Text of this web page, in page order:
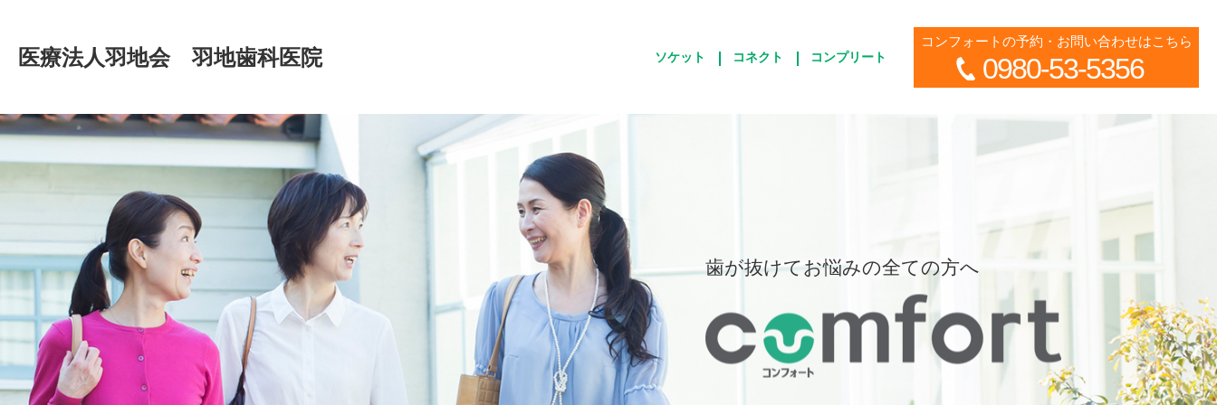
医療法人羽地会 羽地歯科医院 ソケット コネクト コンプリート
コンフォートの予約・お問い合わせはこちら
0980-53-5356
歯が抜けてお悩みの全ての方へ